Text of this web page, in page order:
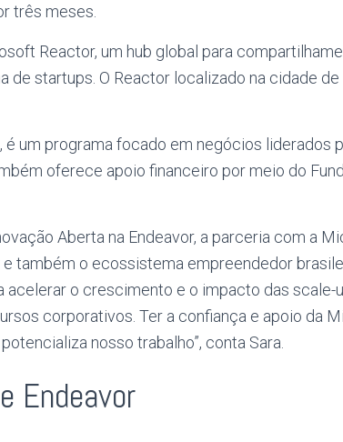
três meses.
Reactor, um hub global para
de startups. O Reactor localizado na cidade de
é um programa focado em negócios liderados
oferece apoio financeiro por meio do
Aberta na Endeavor, a parceria com a
também o ecossistema empreendedor
o crescimento e o impacto das scale-
corporativos. Ter a confiança e apoio da
nosso trabalho”, conta Sara.
Endeavor